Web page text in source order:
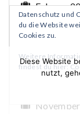
Februar
Januar
Datenschutz und
du die Website
Cookies zu.
Weitere
findest du hier:
Diese Website
nutzt,